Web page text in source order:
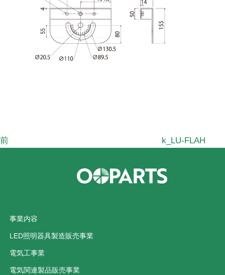
前 k_LU-FLAH
事業内容
LED照明器具製造販売事業
電気工事業
電気関連製品販売事業